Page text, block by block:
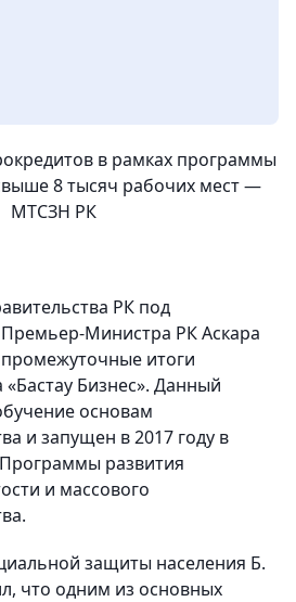
в рамках программы
8 тысяч рабочих мест —
МТСЗН РК
РК под
Министра РК Аскара
итоги
Бизнес». Данный
основам
и запущен в 2017 году в
развития
и массового
защиты населения Б.
что одним из основных